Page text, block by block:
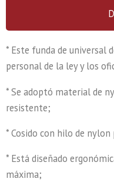
* Este funda de universal
personal de la ley y los
* Se adoptó material de
resistente;
* Cosido con hilo de
* Está diseñado
máxima;